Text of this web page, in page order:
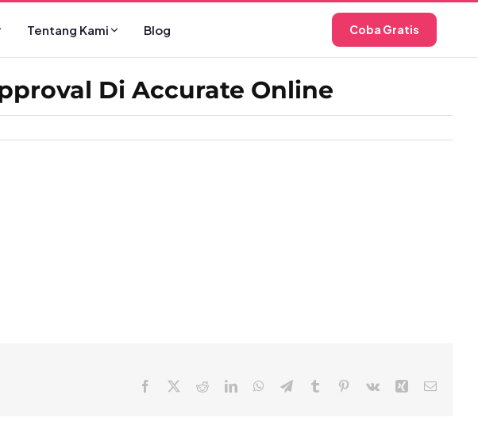
Tentang Kami Blog Coba Gratis
Di Accurate Online
Facebook RedditLinkedInWhatsApp
TelegramTumblr Pinterest
Vk Xing Email